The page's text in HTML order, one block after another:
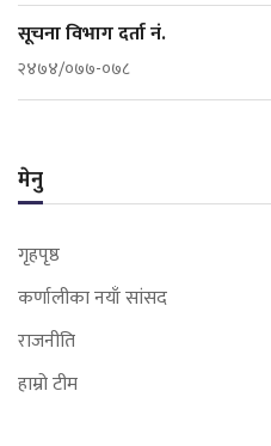
सूचना विभाग दर्ता नं.
२४७४/०७७-०७८
मेनु
गृहपृष्ठ
कर्णालीका नयाँ सांसद
राजनीति
हाम्रो टीम